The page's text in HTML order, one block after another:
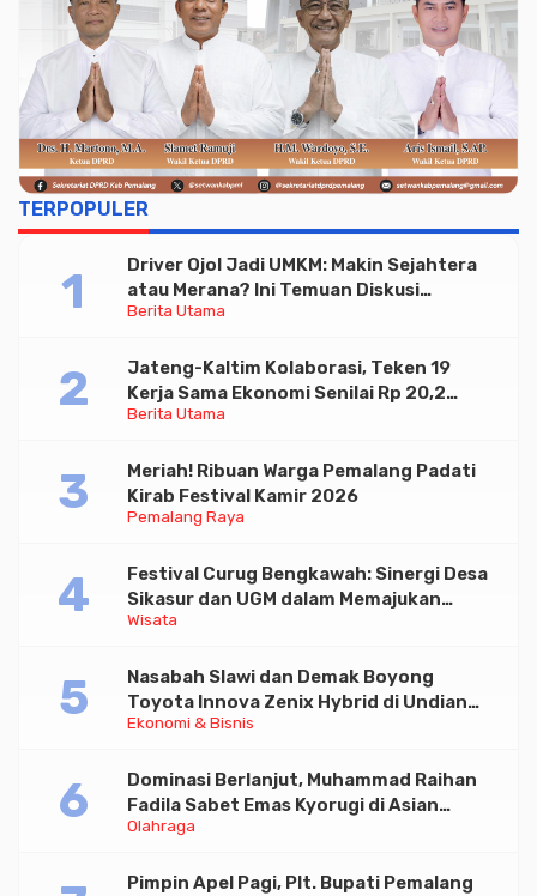
TERPOPULER
Berita Utama
Driver Ojol Jadi UMKM: Makin Sejahtera
atau Merana? Ini Temuan Diskusi
Paramadina
Berita Utama
Jateng-Kaltim Kolaborasi, Teken 19
Kerja Sama Ekonomi Senilai Rp 20,2
Triliun
Pemalang Raya
Meriah! Ribuan Warga Pemalang Padati
Kirab Festival Kamir 2026
Wisata
Festival Curug Bengkawah: Sinergi Desa
Sikasur dan UGM dalam Memajukan
Wisata serta UMKM Lokal
Ekonomi & Bisnis
Nasabah Slawi dan Demak Boyong
Toyota Innova Zenix Hybrid di Undian
Tabungan Bima Bank Jateng
Olahraga
Dominasi Berlanjut, Muhammad Raihan
Fadila Sabet Emas Kyorugi di Asian
Taekwondo Indonesia Open 2026
Pimpin Apel Pagi, Plt. Bupati Pemalang